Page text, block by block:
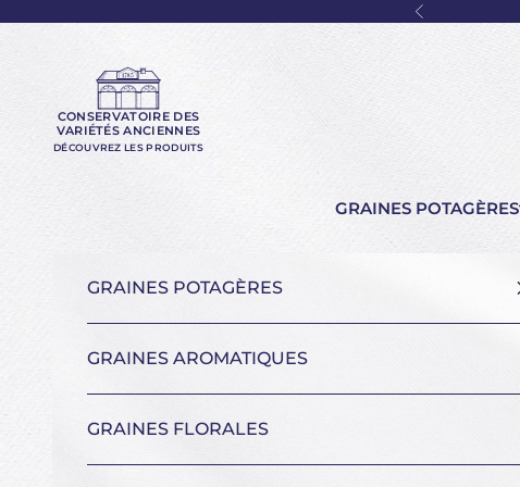
Précédent
CONSERVATOIRE DES
VARIÉTÉS ANCIENNES
DÉCOUVREZ LES PRODUITS
GRAINES POTAGÈRES
GRAINES POTAGÈRES
GRAINES AROMATIQUES
GRAINES FLORALES